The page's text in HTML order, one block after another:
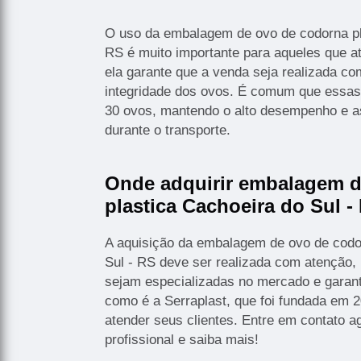
O uso da embalagem de ovo de codorna
RS é muito importante para aqueles que
ela garante que a venda seja realizada
integridade dos ovos. É comum que
30 ovos, mantendo o alto desempenho e
durante o transporte.
Onde adquirir embalagem
plastica Cachoeira do Sul -
A aquisição da embalagem de ovo de
Sul - RS deve ser realizada com
sejam especializadas no mercado e
como é a Serraplast, que foi fundada em
atender seus clientes. Entre em contato
profissional e saiba mais!